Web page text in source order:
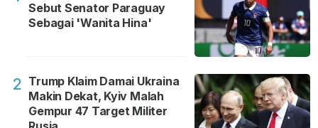
Sebut Senator Paraguay
Sebagai 'Wanita Hina'
2 Trump Klaim Damai Ukraina
Makin Dekat, Kyiv Malah
Gempur 47 Target Militer